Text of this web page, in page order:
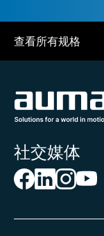
查看所有规格
社交媒体